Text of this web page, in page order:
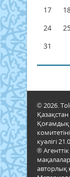
17
24
31
© 2026.
Қоғамдық
куәлігі
®
авторлық